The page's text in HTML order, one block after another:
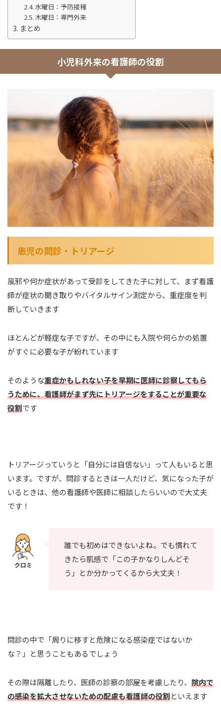
水曜日：予防接種
木曜日：専門外来
まとめ
小児科外来の看護師の役割
患児の問診・トリアージ
風邪や何か症状があって受診をしてきた子に対して、まず看護
師が症状の聞き取りやバイタルサイン測定から、重症度を判
断していきます
ほとんどが軽症な子ですが、その中にも入院や何らかの処置
がすぐに必要な子が紛れています
そのような重症かもしれない子を早期に医師に診察してもら
うために、看護師がまず先にトリアージをすることが重要な
役割です
トリアージっていうと「自分には自信ない」って人もいると思
います。ですが、問診するときは一人だけど、気になった子が
いるときは、他の看護師や医師に相談したらいいので大丈夫
です！
誰でも初めはできないよね。でも慣れて
きたら肌感で「この子かなりしんどそ
う」とか分かってくるから大丈夫！
問診の中で「周りに移すと危険になる感染症ではないか
な？」と思うこともあるでしょう
その際は隔離したり、医師の診察の部屋を考慮したり、 院内で
の感染を拡大させないための配慮も看護師の役割といえます